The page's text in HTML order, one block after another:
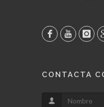
CONTACTA